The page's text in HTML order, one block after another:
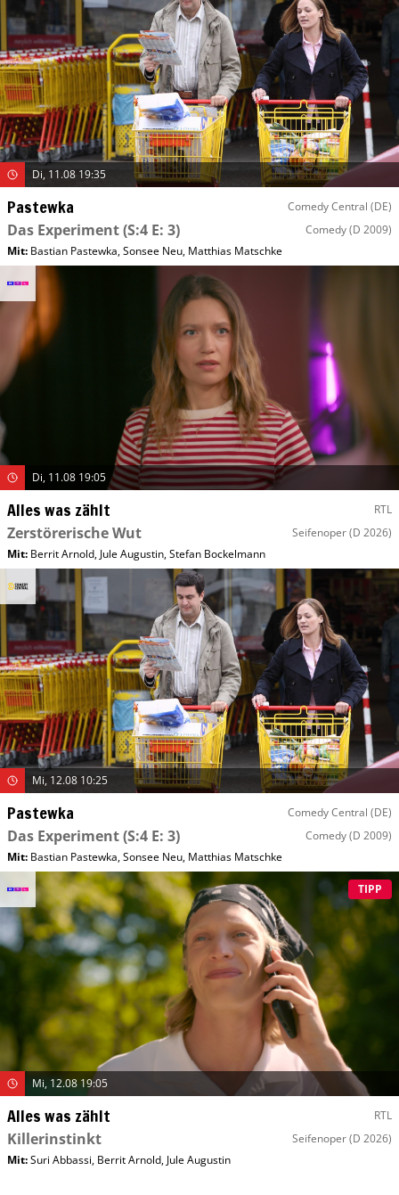
Di, 11.08 19:35
Pastewka Comedy Central (DE)
Das Experiment(S:4 E: 3) Comedy(D 2009)
Mit: Bastian Pastewka,Sonsee Neu, Matthias Matschke
Di, 11.08 19:05
Alles was zählt RTL
Zerstörerische Wut Seifenoper(D 2026)
Mit: Berrit Arnold, Jule Augustin,Stefan Bockelmann
Mi, 12.08 10:25
Pastewka Comedy Central (DE)
Das Experiment(S:4 E: 3) Comedy(D 2009)
Mit: Bastian Pastewka,Sonsee Neu, Matthias Matschke
TIPP
Mi, 12.08 19:05
Alles was zählt RTL
Killerinstinkt Seifenoper(D 2026)
Mit:Suri Abbassi, Berrit Arnold, Jule Augustin